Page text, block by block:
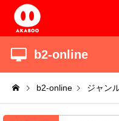
b2-online
b2-online ジャン